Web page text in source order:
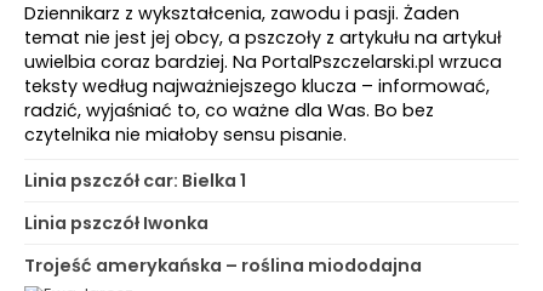
Dziennikarz z wykształcenia, zawodu i pasji. Żaden
temat nie jest jej obcy, a pszczoły z artykułu na artykuł
uwielbia coraz bardziej. Na PortalPszczelarski.pl wrzuca
teksty według najważniejszego klucza – informować,
radzić, wyjaśniać to, co ważne dla Was. Bo bez
czytelnika nie miałoby sensu pisanie.
Linia pszczół car: Bielka 1
Linia pszczół Iwonka
Trojeść amerykańska – roślina miododajna